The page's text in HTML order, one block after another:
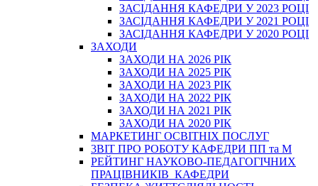
ЗАСІДАННЯ КАФЕДРИ У 2023 РОЦІ
ЗАСІДАННЯ КАФЕДРИ У 2021 РОЦІ
ЗАСІДАННЯ КАФЕДРИ У 2020 РОЦІ
ЗАХОДИ
ЗАХОДИ НА 2026 РІК
ЗАХОДИ НА 2025 РІК
ЗАХОДИ НА 2023 РІК
ЗАХОДИ НА 2022 РІК
ЗАХОДИ НА 2021 РІК
ЗАХОДИ НА 2020 РІК
МАРКЕТИНГ ОСВІТНІХ ПОСЛУГ
3BIT ПРО РОБОТУ КАФЕДРИ ПП та М
РЕЙТИНГ НАУКОВО-ПЕДАГОГІЧНИХ
ПРАЦІВНИКІВ КАФЕДРИ